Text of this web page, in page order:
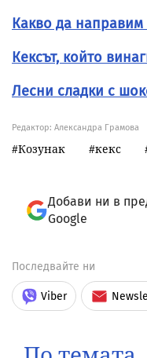
Какво да направим
Кексът, който
Лесни сладки с
Редактор: Александра Грамова
Козунак кекс
Добави ни в
Google
Последвайте ни
Viber